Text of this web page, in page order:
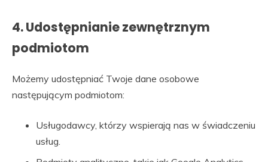
4. Udostępnianie zewnętrznym
podmiotom
Możemy udostępniać Twoje dane osobowe
następującym podmiotom:
Usługodawcy, którzy wspierają nas w świadczeniu
usług.